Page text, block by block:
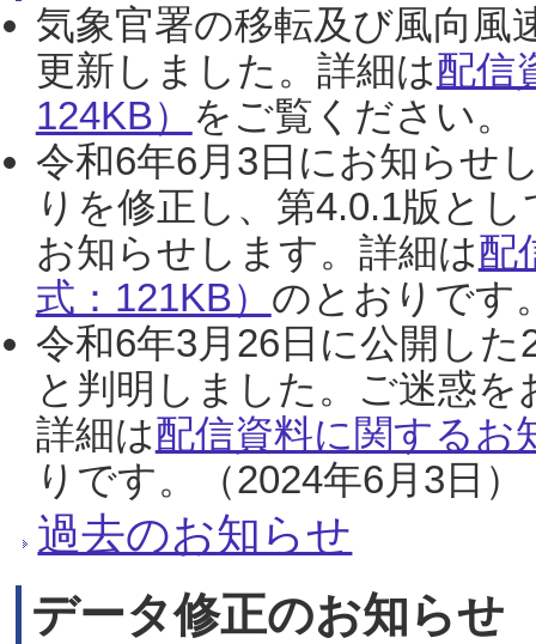
気象官署の移転及び風向風
更新しました。詳細は配信
124KB） をご覧ください。
令和6年6月3日にお知らせ
りを修正し、第4.0.1版と
お知らせします。詳細は配
式：121KB） のとおりです
令和6年3月26日に公開し
と判明しました。ご迷惑
詳細は配信資料に関するお
りです。（2024年6月3日）
過去のお知らせ
データ修正のお知らせ